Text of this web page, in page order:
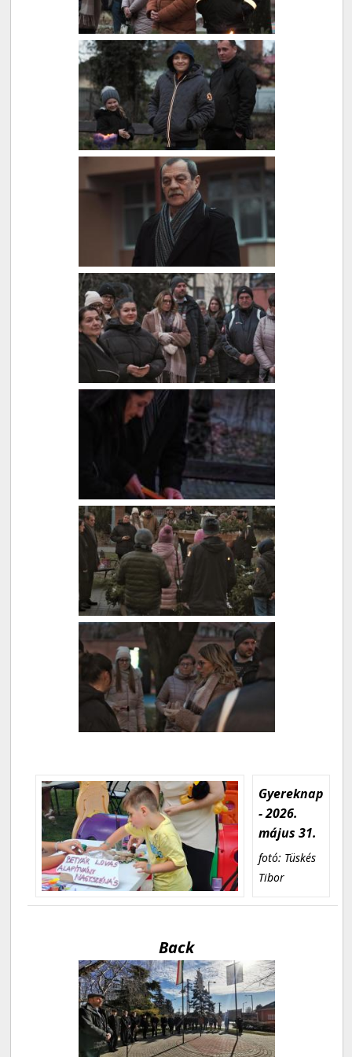
Gyereknap
- 2026.
május 31.
fotó: Tüskés
Tibor
Back